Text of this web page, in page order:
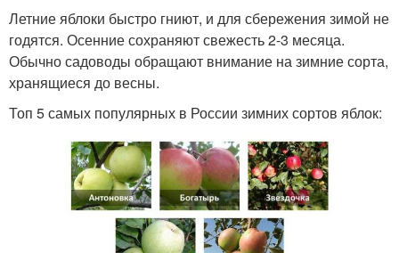
Летние яблоки быстро гниют, и для сбережения зимой не
годятся. Осенние сохраняют свежесть 2-3 месяца.
Обычно садоводы обращают внимание на зимние сорта,
хранящиеся до весны.
Топ 5 самых популярных в России зимних сортов яблок: